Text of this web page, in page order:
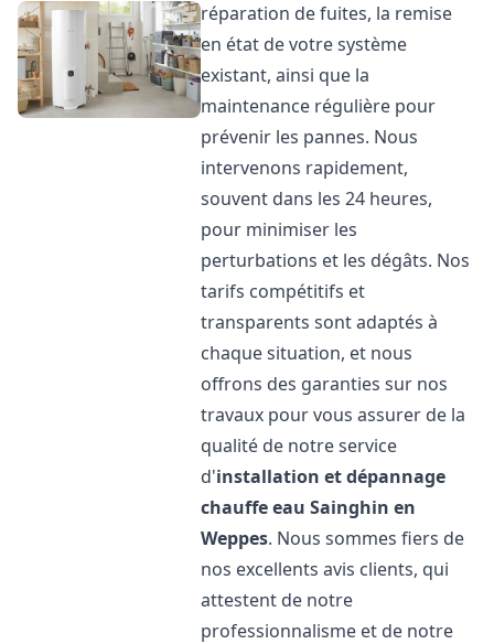
réparation de fuites, la remise
en état de votre système
existant, ainsi que la
maintenance régulière pour
prévenir les pannes. Nous
intervenons rapidement,
souvent dans les 24 heures,
pour minimiser les
perturbations et les dégâts. Nos
tarifs compétitifs et
transparents sont adaptés à
chaque situation, et nous
offrons des garanties sur nos
travaux pour vous assurer de la
qualité de notre service
d'installation et dépannage
chauffe eau Sainghin en
Weppes. Nous sommes fiers de
nos excellents avis clients, qui
attestent de notre
professionnalisme et de notre